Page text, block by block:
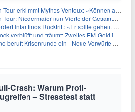
erklimmt Mythos Ventoux: «Können alles schaffen»
Niedermaier nun Vierte der Gesamtwertung
Infantinos Rücktritt: «Er sollte gehen. Jetzt»
verblüfft und träumt: Zweites EM-Gold in Paris
beruft Krisenrunde ein - Neue Vorwürfe gegen FIFA
Crash: Warum Profi-
– Stresstest statt